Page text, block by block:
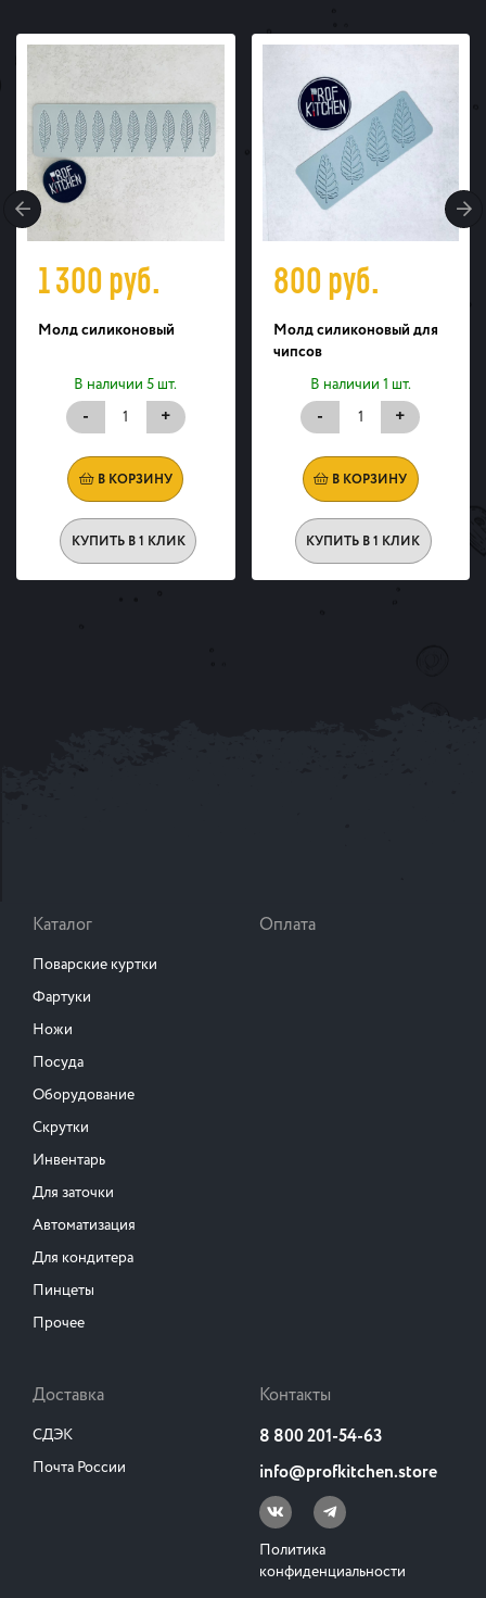
1 300руб.
Молд силиконовый
В наличии 5 шт.
- +
В КОРЗИНУ
КУПИТЬ В 1 КЛИК
800руб.
Молд силиконовый для
чипсов
В наличии 1 шт.
- +
В КОРЗИНУ
КУПИТЬ В 1 КЛИК
Каталог
Поварские куртки
Фартуки
Ножи
Посуда
Оборудование
Скрутки
Инвентарь
Для заточки
Автоматизация
Для кондитера
Пинцеты
Прочее
Оплата
Доставка
СДЭК
Почта России
Контакты
8 800 201-54-63
info@profkitchen.store
Политика
конфиденциальности